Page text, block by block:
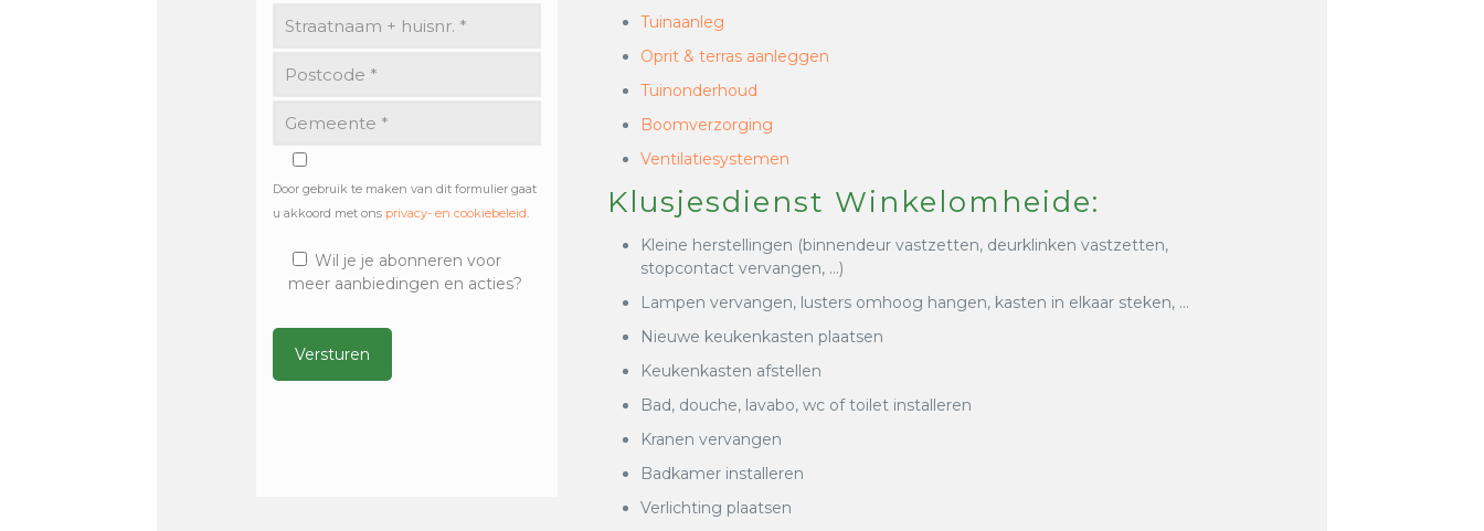
Door gebruik te maken van dit formulier gaat
u akkoord met ons privacy- en cookiebeleid.
Wil je je abonneren voor
meer aanbiedingen en acties?
Tuinaanleg
Oprit & terras aanleggen
Tuinonderhoud
Boomverzorging
Ventilatiesystemen
Klusjesdienst Winkelomheide:
Kleine herstellingen (binnendeur vastzetten, deurklinken vastzetten,
stopcontact vervangen, …)
Lampen vervangen, lusters omhoog hangen, kasten in elkaar steken, …
Nieuwe keukenkasten plaatsen
Keukenkasten afstellen
Bad, douche, lavabo, wc of toilet installeren
Kranen vervangen
Badkamer installeren
Verlichting plaatsen